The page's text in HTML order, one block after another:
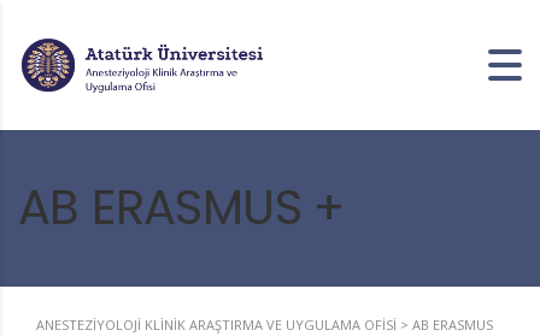
AB ERASMUS +
ANESTEZIYOLOJI KLINIK ARAŞTIRMA VE UYGULAMA OFISI > AB ERASMUS